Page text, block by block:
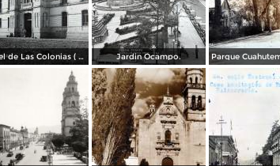
Cuartel de Las Colonias ( Circulada el 1 de Abril de 1921 ). Jardin Ocampo.